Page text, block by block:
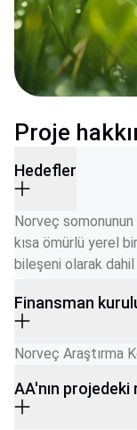
Proje
Hedefler
Norveç
kısa ömürlü yerel
bileşeni olarak
Finansman
Norveç Araştırma
AA'nın projedeki